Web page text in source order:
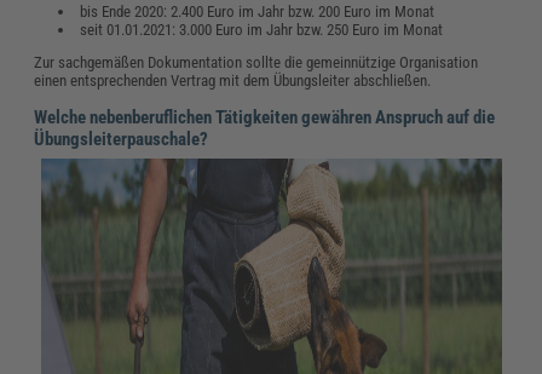
bis Ende 2020: 2.400 Euro im Jahr bzw. 200 Euro im Monat
seit 01.01.2021: 3.000 Euro im Jahr bzw. 250 Euro im Monat
Zur sachgemäßen Dokumentation sollte die gemeinnützige Organisation
einen entsprechenden Vertrag mit dem Übungsleiter abschließen.
Welche nebenberuflichen Tätigkeiten gewähren Anspruch auf die
Übungsleiterpauschale?